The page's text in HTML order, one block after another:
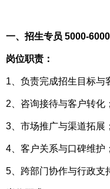
一、招生专员 5000-6000
岗位职责：
1、负责完成招生目标与
2、咨询接待与客户转化；
3、市场推广与渠道拓展；
4、客户关系与口碑维护；
5、跨部门协作与行政支